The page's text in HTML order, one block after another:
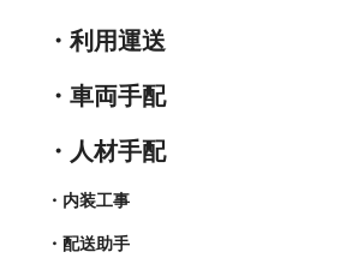
・利用運送
・車両手配
・人材手配
・内装工事
・配送助手